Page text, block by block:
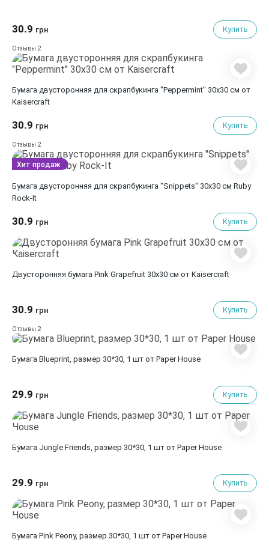
30.9 грн Купить
Отзывы 2
Бумага двусторонняя для скрапбукинга "Peppermint" 30х30 см от
Kaisercraft
30.9 грн Купить
Отзывы 2
Бумага двусторонняя для скрапбукинга "Snippets" 30х30 см Ruby
Rock-It
30.9 грн Купить
Хит продаж
Двусторонняя бумага Pink Grapefruit 30х30 см от Kaisercraft
30.9 грн Купить
Отзывы 2
Бумага Blueprint, размер 30*30, 1 шт от Paper House
29.9 грн Купить
Бумага Jungle Friends, размер 30*30, 1 шт от Paper House
29.9 грн Купить
Бумага Pink Peony, размер 30*30, 1 шт от Paper House